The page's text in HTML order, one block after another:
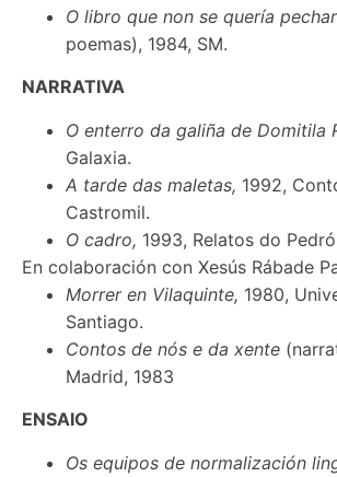
O libro que non se quería pechar
poemas), 1984, SM.
NARRATIVA
O enterro da galiña de Domitila
Galaxia.
A tarde das maletas, 1992,
Castromil.
O cadro, 1993, Relatos do
En colaboración con Xesús Rábade
Morrer en Vilaquinte, 1980,
Santiago.
Contos de nós e da xente
Madrid, 1983
ENSAIO
Os equipos de normalización